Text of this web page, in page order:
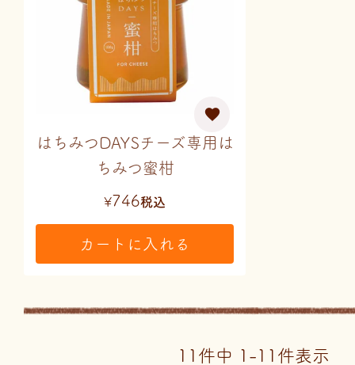
はちみつDAYSチーズ専用は
ちみつ蜜柑
¥746税込
カートに入れる
11 件中 1 -11 件表示